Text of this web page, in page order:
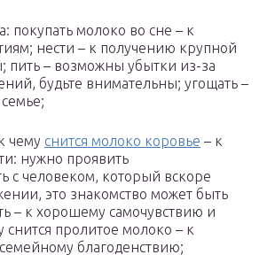
покупать молоко во сне – к
нести – к получению крупной
пить – возможны убытки из-за
будьте внимательны; угощать –
чему снится молоко коровье – к
нужно проявить
с человеком, который вскоре
это знакомство может быть
– к хорошему самочувствию и
снится пролитое молоко – к
благоденствию;